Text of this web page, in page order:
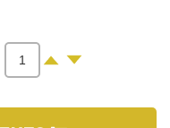
+ -